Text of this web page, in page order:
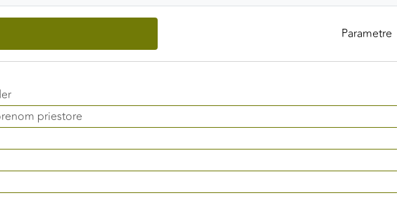
Parametre
priestore